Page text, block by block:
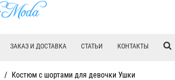
ЗАКАЗ И ДОСТАВКА СТАТЬИ КОНТАКТЫ
/ Костюм с шортами для девочки Ушки